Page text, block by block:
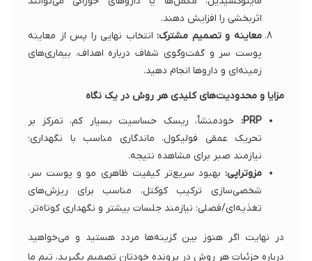
اثربخشی را افزایش دهند.
معاینه و تصمیم مشترک:انتخاب نهایی را پس از معاینه
پوست سر و گفت‌وگوی شفاف درباره اهداف، بیماری‌های
زمینه‌ای و داروها انجام دهید.
مزایا و محدودیت‌های کلیدی هر روش در یک نگاه
PRP:
خودمنشأ، ریسک حساسیت بسیار کم، تمرکز بر
تحریک عمقی فولیکول، ماندگاری مناسب با نگهداری؛
نیازمند صبر برای مشاهده نتیجه.
مزوتراپی: بهبود سریع‌تر کیفیت ظاهری مو و پوست سر،
شخصی‌سازی ترکیب کوکتل، مناسب برای ریزش‌های
تغذیه‌ای/فصلی؛ نیازمند جلسات بیشتر و نگهداری کوتاه‌تر.
در نهایت اگر هنوز بین گزینه‌ها مردد هستید و می‌خواهید
درباره جزئیات هر روش در پرونده خودتان تصمیم بگیرید، تیم ما